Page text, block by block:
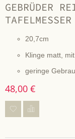
GEBRÜDER
TAFELMESSER
20,7cm
Klinge matt,
geringe
48,00 €